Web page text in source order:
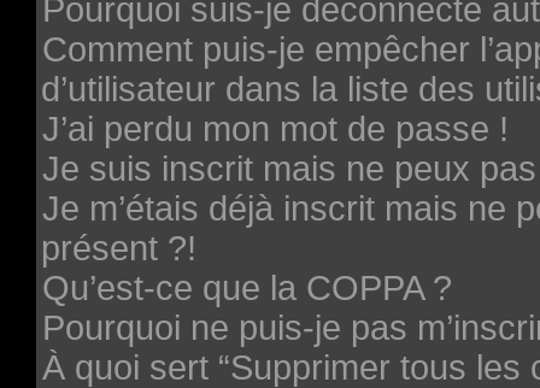
Pourquoi suis-je déconnecté
Comment puis-je empêcher
d’utilisateur dans la liste des
J’ai perdu mon mot de passe !
Je suis inscrit mais ne peux
Je m’étais déjà inscrit mais ne
présent ?!
Qu’est-ce que la COPPA ?
Pourquoi ne puis-je pas
À quoi sert “Supprimer tous les